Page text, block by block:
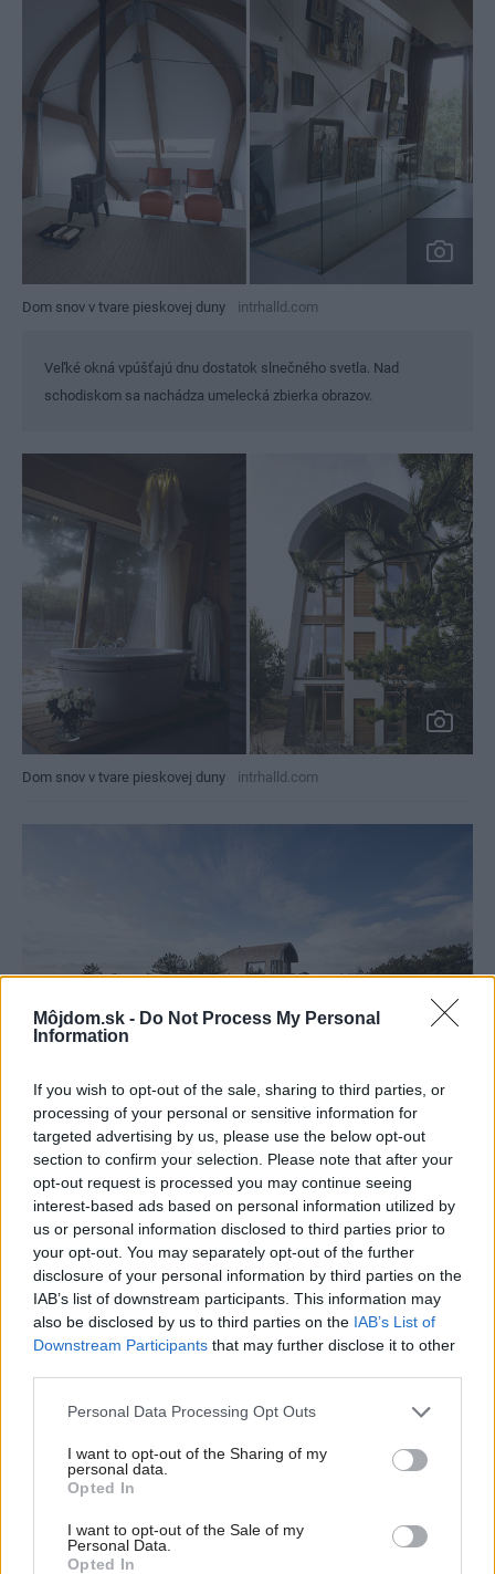
Môjdom.sk - Do Not Process My Personal
Information
If you wish to opt-out of the sale, sharing to third parties, or
processing of your personal or sensitive information for
targeted advertising by us, please use the below opt-out
section to confirm your selection. Please note that after your
opt-out request is processed you may continue seeing
interest-based ads based on personal information utilized by
us or personal information disclosed to third parties prior to
your opt-out. You may separately opt-out of the further
disclosure of your personal information by third parties on the
IAB’s list of downstream participants. This information may
also be disclosed by us to third parties on the IAB’s List of
Downstream Participants that may further disclose it to other
Please note that this website/app uses one or more Google
not limited to your visit or usage behaviour. You may click to
grant or deny consent to Google and its third-party tags to
use your data for below specified purposes in below Google
consent section.
Personal Data Processing Opt Outs
I want to opt-out of the Sharing of my
personal data.
Opted In
I want to opt-out of the Sale of my
Personal Data.
Opted In
Dom snov v tvare pieskovej duny intrhalld.com
Veľké okná vpúšťajú dnu dostatok slnečného svetla. Nad
schodiskom sa nachádza umelecká zbierka obrazov.
Dom snov v tvare pieskovej duny intrhalld.com
Dom snov v tvare pieskovej duny
Aj takto môže vyzerať zhmotnený sen o vlastnom bývaní. Aký je
ten váš?
Kategória: Návšteva
Tagy: drevostavba